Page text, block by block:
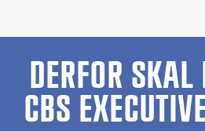
DERFOR
CBS